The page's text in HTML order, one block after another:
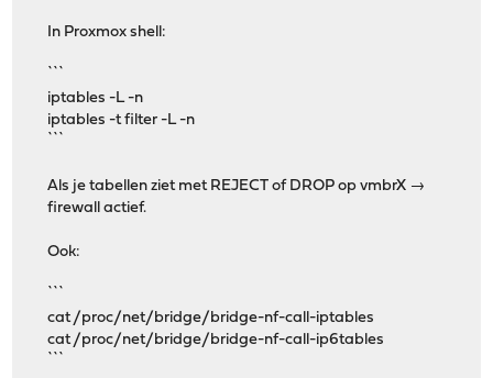
In Proxmox shell:
iptables -L -n
iptables -t filter -L -n
Als je tabellen ziet met REJECT of DROP op vmbrX →
firewall actief.
Ook:
cat /proc/net/bridge/bridge-nf-call-iptables
cat /proc/net/bridge/bridge-nf-call-ip6tables